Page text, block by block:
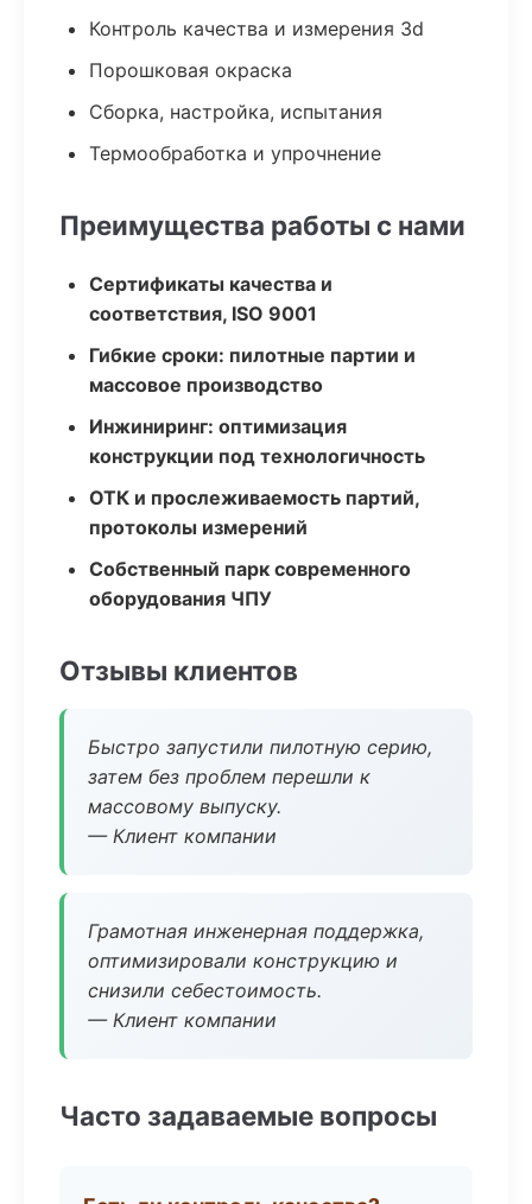
Контроль качества и измерения 3d
Порошковая окраска
Сборка, настройка, испытания
Термообработка и упрочнение
Преимущества работы с нами
Сертификаты качества и
соответствия, ISO 9001
Гибкие сроки: пилотные партии и
массовое производство
Инжиниринг: оптимизация
конструкции под технологичность
ОТК и прослеживаемость партий,
протоколы измерений
Собственный парк современного
оборудования ЧПУ
Отзывы клиентов
Быстро запустили пилотную серию,
затем без проблем перешли к
массовому выпуску.
— Клиент компании
Грамотная инженерная поддержка,
оптимизировали конструкцию и
снизили себестоимость.
— Клиент компании
Часто задаваемые вопросы